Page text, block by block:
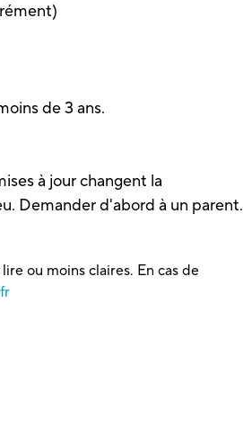
de 3 ans.
à jour changent la
Demander d'abord à un parent.
ou moins claires. En cas de